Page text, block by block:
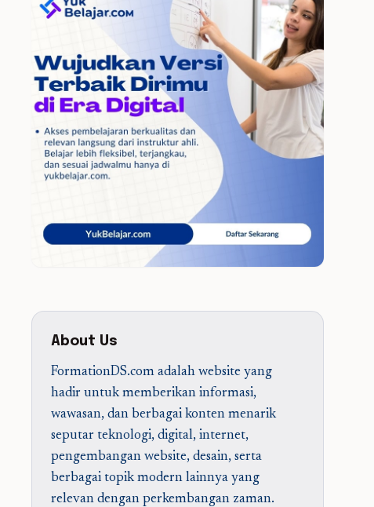
About Us
FormationDS.com adalah website yang
hadir untuk memberikan informasi,
wawasan, dan berbagai konten menarik
seputar teknologi, digital, internet,
pengembangan website, desain, serta
berbagai topik modern lainnya yang
relevan dengan perkembangan zaman.